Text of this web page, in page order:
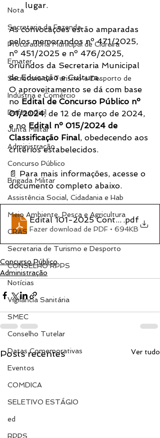
Nota
Secretaria da Fazenda
Procuradoria Municipal de Cidreira
Emater
Secretaria do Turismo e Desporto de
Indústria e Comércio
Defesa Civil
Junta Militar
Administração
Concurso Público
Brigada Militar
Assistência Social, Cidadania e Hab
Meio Ambiente, Pesca e Agricultura
CRAS
Secretaria de Turismo e Desporto
CONSELHO RPPS
Notícias
Vigilância Sanitária
SMEC
Conselho Tutelar
Datas Comemorativas
Eventos
COMDICA
SELETIVO ESTÁGIO
ed
RPPS
lugar.
As convocações estão amparadas
pelos memorandos nº 471/2025,
nº 451/2025 e nº 476/2025,
oriundos da Secretaria Municipal
de Educação e Cultura.
O aproveitamento se dá com base
no Edital de Concurso Público nº
01/2024, de 12 de março de 2024,
e no Edital nº 015/2024 de
Classificação Final, obedecendo aos
critérios estabelecidos.
📄 Para mais informações, acesse o
documento completo abaixo.
Edital 101-2025 Contrato.pdf
Fazer download de PDF • 694KB
Concurso Público
Administração
Posts recentes Ver tudo